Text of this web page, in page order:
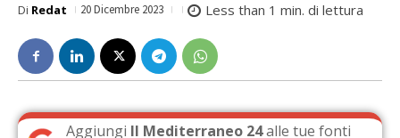
Di Redat 20 Dicembre 2023 Less than 1 min. di lettura
Aggiungi Il Mediterraneo 24alle tue fonti